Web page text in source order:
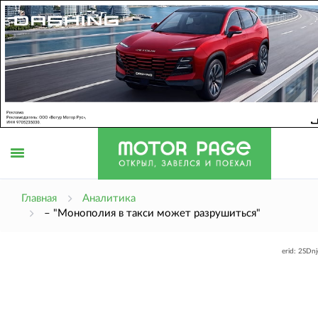
Главная
Аналитика
– "Монополия в такси может разрушиться"
erid: